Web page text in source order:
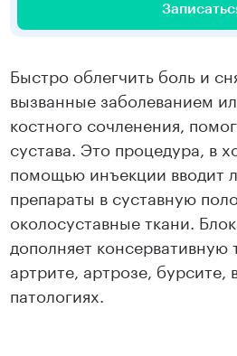
Быстро облегчить боль и
вызванные заболеванием
костного сочленения,
сустава. Это процедура, в
помощью инъекции вводит
препараты в суставную
околосуставные ткани.
дополняет консервативную
артрите, артрозе, бурсите,
патологиях.